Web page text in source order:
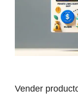
Vender